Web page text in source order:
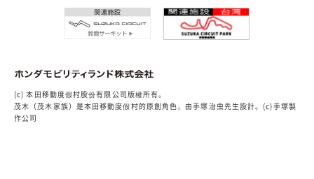
(c) 本田移動度假村股份有限公司版權所有。
茂木（茂木家族）是本田移動度假村的原創角色，由手塚治虫先生設計。(c)手塚製
作公司